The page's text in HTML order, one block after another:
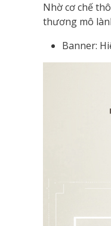
Nhờ cơ chế
thương mô
Banner: